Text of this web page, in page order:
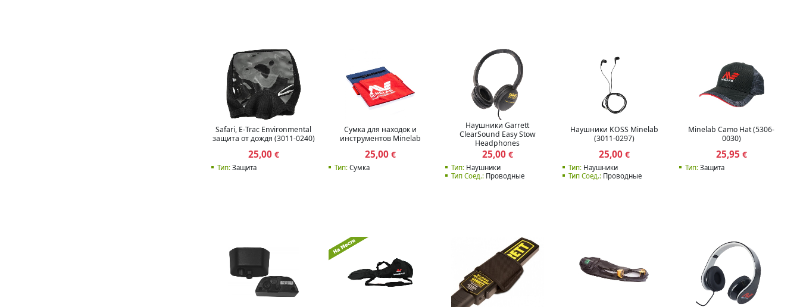
Safari, E-Trac Environmental
защита от дождя (3011-0240)
25,00€
Тип: Защита
Сумка для находок и
инструментов Minelab
25,00 €
Тип:Сумка
Наушники Garrett
ClearSound Easy Stow
Headphones
25,00€
Тип: Наушники
Тип Соед.: Проводные
Наушники KOSS Minelab
(3011-0297)
25,00 €
Тип:Наушники
Тип Соед.:Проводные
Minelab Camo Hat (5306-
0030)
25,95 €
Тип: Защита